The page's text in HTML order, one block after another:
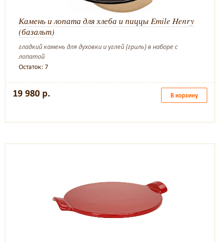
Камень и лопата для хлеба и пиццы Emile Henry
(базальт)
гладкий камень для духовки и углей (гриль) в наборе с
лопатой
Остаток: 7
19 980 р. В корзину